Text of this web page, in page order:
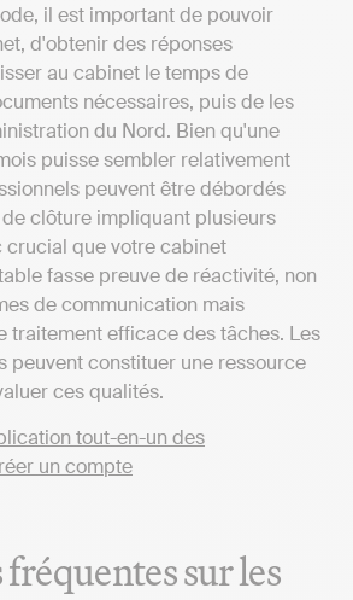
il est important de pouvoir
d'obtenir des réponses
au cabinet le temps de
nécessaires, puis de les
du Nord. Bien qu'une
puisse sembler relativement
peuvent être débordés
clôture impliquant plusieurs
crucial que votre cabinet
fasse preuve de réactivité, non
de communication mais
traitement efficace des tâches. Les
peuvent constituer une ressource
ces qualités.
sur les